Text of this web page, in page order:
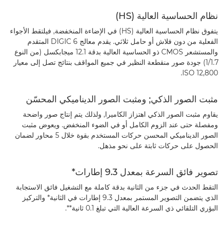
نظام الحساسية العالية (HS)
يتفوق نظام الحساسية العالية (HS) في الإضاءة المنخفضة, فيلتقط الأجواء
الفعلية من دون فلاش أو حامل ثلاثي. يقدم معالج DIGIC 6 المتقدم
والمستشعر CMOS ذو الحساسية العالية بدقة 12.1 ميجابكسل (من النوع
1/1.7) جودة صور منقطعة النظير في جميع المواقف بنتائج تصل إلى معيار
ISO 12,800.
مثبت الصور الذكي;‏ ومثبت الصور الديناميكي المحسّن
يقاوم مثبت الصور الذكي اهتزاز الكاميرا, ولذلك يتم إنتاج صور واضحة
ومفصلة حتى عند الزوم الكامل أو في الضوء المنخفض. ويعوض مثبت
الصور الديناميكي المحسن حركات المستخدم بقوة خلال 5 محاور لضمان
الحصول على حركات ثابتة على نحو مذهل.
تصوير فائق السرعة بمعدل 9.3 إطارات*
التقط الحدث في جزء من الثانية بدقة كاملة مع التشغيل فائق الاستجابة
الذي يتضمن التصوير المستمر بمعدل 9.3 إطارات في الثانية* والتركيز
البؤري التلقائي ذي السرعة العالية التي تبلغ 0.1 ثانية**.